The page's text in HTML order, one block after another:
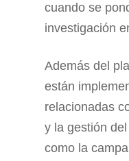
cuando se
investigación
Además del
están
relacionadas
y la gestión
como la